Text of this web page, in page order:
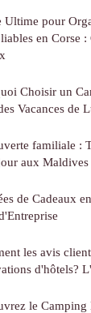
Ultime pour
en Corse :
Choisir un
Vacances de
familiale :
aux Maldives
de Cadeaux
les avis
d'hôtels?
le Camping